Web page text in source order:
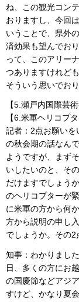
ね、この観光コン
おりますし、今回
いうことで、県外
済効果も望んでお
って、このアリー
つありますけれど
そういう思いでおり
【5.瀬戸内国際芸
【6.米軍ヘリコプ
記者：2点お願い
の秋会期の話なん
ようですが、まず
いしたいのと、そ
だけますでしょう
のヘリコプターが
に米軍の方から何
方から説明の申し
でしょうか。その2
知事：わかりまし
日、多くの方にお
の国慶節などアジ
すけど、かなり夏